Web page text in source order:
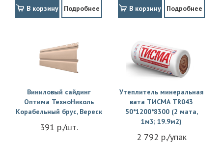
В корзину Подробнее В корзину Подробнее
Виниловый сайдинг
Оптима ТехноНиколь
Корабельный брус, Вереск
391 р./шт.
Утеплитель минеральная
вата ТИСМА TR043
50*1200*8300 (2 мата,
1м3; 19.9м2)
2 792 р./упак